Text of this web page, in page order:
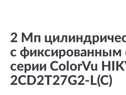
2 Мп
с фиксированным
серии ColorVu
2CD2T27G2-L(C)